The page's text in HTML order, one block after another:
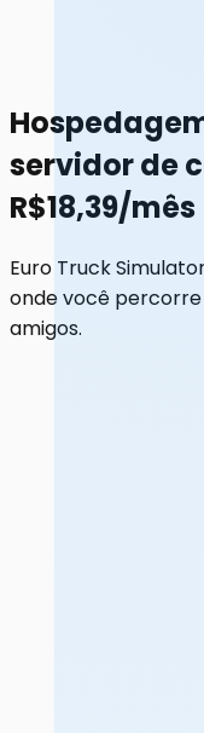
servidor de
R$18,39/mês
Euro Truck
onde você
amigos.